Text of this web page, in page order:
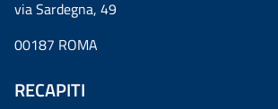
via Sardegna, 49
00187 ROMA
RECAPITI